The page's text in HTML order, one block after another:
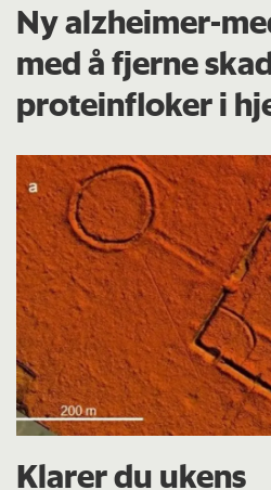
Ny alzheimer-
med å fjerne
proteinfloker i
Klarer du ukens